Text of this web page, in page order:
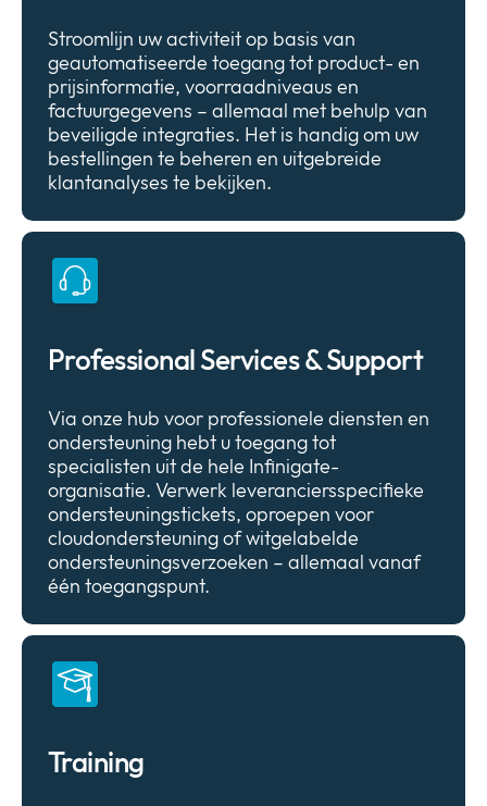
Stroomlijn uw activiteit op basis van
geautomatiseerde toegang tot product- en
prijsinformatie, voorraadniveaus en
factuurgegevens – allemaal met behulp van
beveiligde integraties. Het is handig om uw
bestellingen te beheren en uitgebreide
klantanalyses te bekijken.
Professional Services & Support
Via onze hub voor professionele diensten en
ondersteuning hebt u toegang tot
specialisten uit de hele Infinigate-
organisatie. Verwerk leveranciersspecifieke
ondersteuningstickets, oproepen voor
cloudondersteuning of witgelabelde
ondersteuningsverzoeken – allemaal vanaf
één toegangspunt.
Training